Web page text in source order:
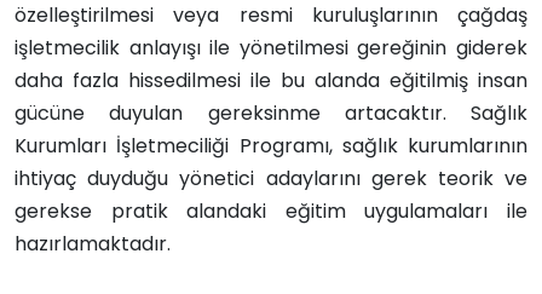
özelleştirilmesi veya resmi kuruluşlarının çağdaş
işletmecilik anlayışı ile yönetilmesi gereğinin giderek
daha fazla hissedilmesi ile bu alanda eğitilmiş insan
gücüne duyulan gereksinme artacaktır. Sağlık
Kurumları İşletmeciliği Programı, sağlık kurumlarının
ihtiyaç duyduğu yönetici adaylarını gerek teorik ve
gerekse pratik alandaki eğitim uygulamaları ile
hazırlamaktadır.